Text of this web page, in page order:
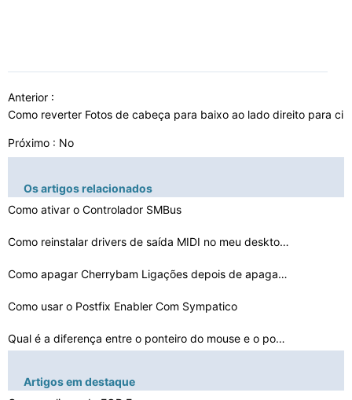
Anterior :
Como reverter Fotos de cabeça para baixo ao lado direito para
Próximo : No
Os artigos relacionados
Como ativar o Controlador SMBus
Como reinstalar drivers de saída MIDI no meu desktop D…
Como apagar Cherrybam Ligações depois de apagar COD
Como usar o Postfix Enabler Com Sympatico
Qual é a diferença entre o ponteiro do mouse e o pont…
Artigos em destaque